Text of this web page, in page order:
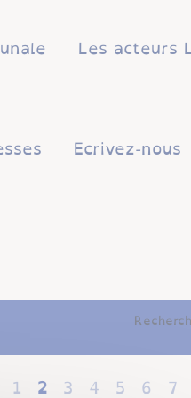
Les acteurs
Ecrivez-nous
1 2 3 4 5 6 7